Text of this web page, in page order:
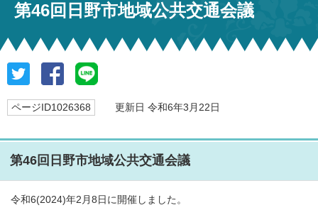
第46回日野市地域公共交通会議
ページID1026368 更新日 令和6年3月22日
第46回日野市地域公共交通会議
令和6(2024)年2月8日に開催しました。